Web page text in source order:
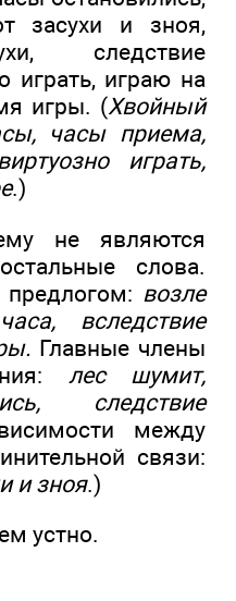
засухи и зноя,
следствие
играть, играю на
игры. (Хвойный
часы приема,
играть,
.)
не являются
слова.
возле
вследствие
Главные члены
лес шумит,
следствие
между
связи:
и зноя.)
устно.